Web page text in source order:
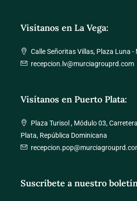
Visítanos en La Vega:
Calle Señoritas Villas, Plaza Luna -
recepcion.lv@murciagrouprd.com
Visítanos en Puerto Plata:
Plaza Turisol , Módulo 03,
Plata, República Dominicana
Suscríbete a nuestro